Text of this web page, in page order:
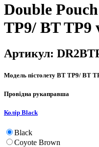
Double
TP9/ BT TP9
Артикул:
Модель пістолету BT TP9/ BT
Провідна рукаправша
Колір Black
Black
Coyote Brown